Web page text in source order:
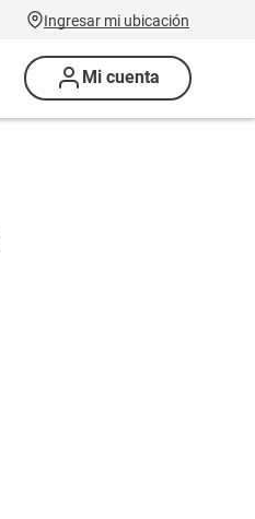
Ingresar mi ubicación
Mi cuenta